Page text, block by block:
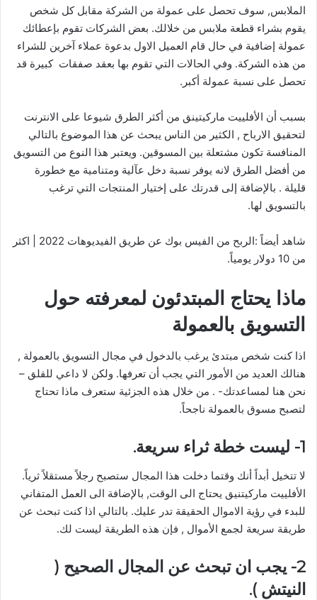
الملابس, سوف تحصل على عمولة من الشركة مقابل كل شخص
يقوم بشراء قطعة ملابس من خلالك. بعض الشركات تقوم بإعطائك
عمولة إضافية في حال قام العميل الاول بدعوة عملاء آخرين للشراء
من هذه الشركة. وفي الحالات التي تقوم بها بعقد صفقات كبيرة قد
تحصل على نسبة عمولة أكبر.
بسبب أن الأفلييت ماركيتينق من أكثر الطرق شيوعا على الانترنت
لتحقيق الارباح , الكثير من الناس يبحث عن هذا الموضوع بالتالي
المنافسة تكون مشتعلة بين المسوقين. ويعتبر هذا النوع من التسويق
من أفضل الطرق لانه يوفر نسبة دخل عآلية ومتنامية مع خطورة
قليلة . بالإضافة إلى قدرتك على إختيار المنتجات التي ترغب
بالتسويق لها.
شاهد أيضاً :الربح من الفيس بوك عن طريق الفيديوهات 2022 | اكثر
من 10 دولار يومياً.
ماذا يحتاج المبتدئون لمعرفته حول
التسويق بالعمولة
اذا كنت شخص مبتدئ يرغب بالدخول في مجال التسويق بالعمولة ,
هنالك العديد من الأمور التي يجب أن تعرفها. ولكن لا داعي للقلق –
نحن هنا لمساعدتك- . من خلال هذه الجزئية ستعرف ماذا تحتاج
لتصبح مسوق بالعمولة ناجحاً.
1- ليست خطة ثراء سريعة.
لا تتخيل أبداً أنك وقتما دخلت هذا المجال ستصبح رجلاً مستقلاً ثرياً.
الأفلييت ماركيتنيق يحتاج الى الوقت, بالإضافة الى العمل المتفاني
للبدء في رؤية الاموال الحقيقة تدر عليك. بالتالي اذا كنت تبحث عن
طريقة سريعة لجمع الأموال , فإن هذه الطريقة ليست لك.
2- يجب ان تبحث عن المجال الصحيح (
النيتش ).